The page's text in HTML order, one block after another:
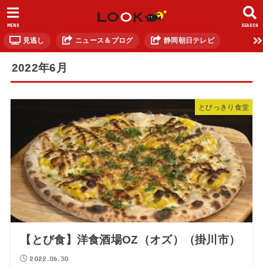
SEARCH
MENU
見逃し ニュース＆ブログ 静岡朝日テレビ
2022年6月
とびっきり食堂
【とび食】洋食酒場OZ（オズ）（掛川市）
2022.06.30